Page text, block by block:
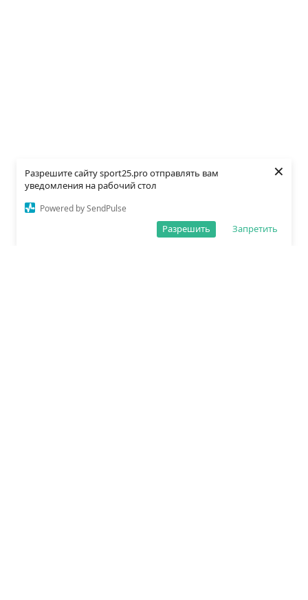
Разрешите сайту sport25.pro отправлять вам
уведомления на рабочий стол
Powered by SendPulse
Запретить
Разрешить
×